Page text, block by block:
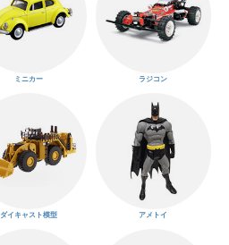
ミニカー ラジコン
ダイキャスト模型 アメトイ